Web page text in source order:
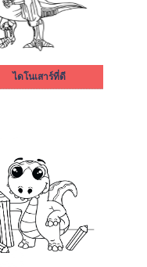
ไดโนเสาร์ที่ดี